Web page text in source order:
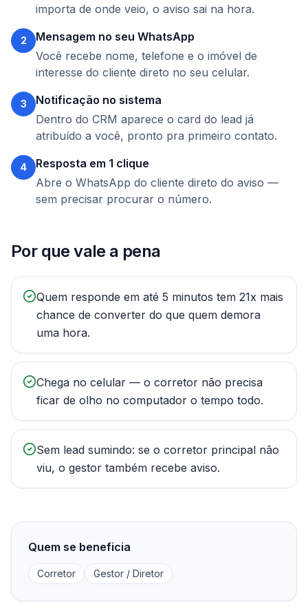
importa de onde veio, o aviso sai na hora.
2
Mensagem no seu WhatsApp
Você recebe nome, telefone e o imóvel de
interesse do cliente direto no seu celular.
3
Notificação no sistema
Dentro do CRM aparece o card do lead já
atribuído a você, pronto pra primeiro contato.
4
Resposta em 1 clique
Abre o WhatsApp do cliente direto do aviso —
sem precisar procurar o número.
Por que vale a pena
Quem responde em até 5 minutos tem 21x mais
chance de converter do que quem demora
uma hora.
Chega no celular — o corretor não precisa
ficar de olho no computador o tempo todo.
Sem lead sumindo: se o corretor principal não
viu, o gestor também recebe aviso.
Quem se beneficia
Corretor Gestor / Diretor